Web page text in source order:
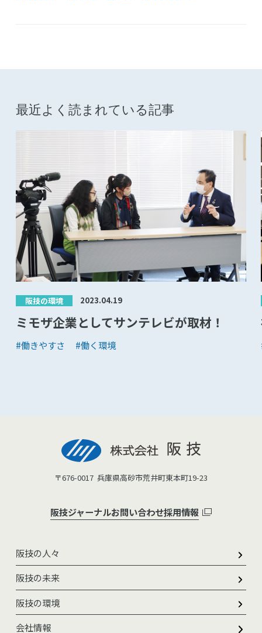
最近よく読まれている記事
阪技の環境 2023.04.19
ミモザ企業としてサンテレビが取材！
#働きやすさ #働く環境
〒676-0017 兵庫県高砂市荒井町東本町19-23
阪技ジャーナルお問い合わせ採用情報
阪技の人々
阪技の未来
阪技の環境
会社情報